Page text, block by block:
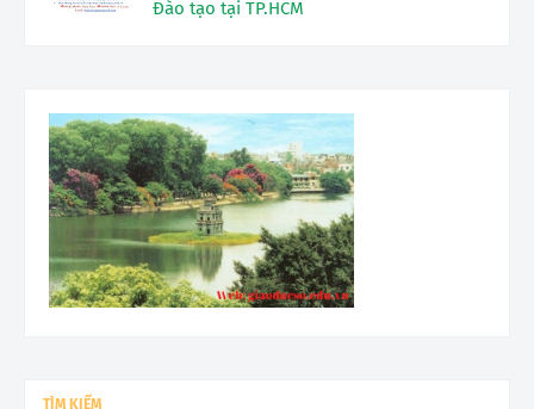
Đào tạo tại TP.HCM
TÌM KIẾM